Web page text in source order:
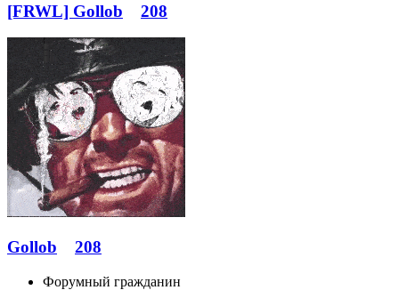
[FRWL] Gollob 208
Gollob 208
Форумный гражданин